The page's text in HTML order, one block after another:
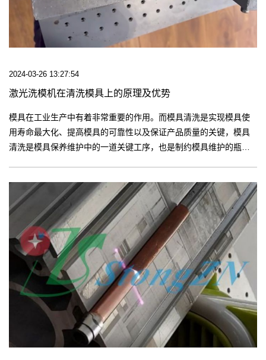
2024-03-26 13:27:54
激光洗模机在清洗模具上的原理及优势
模具在工业生产中有着非常重要的作用。而模具清洗是实现模具使
用寿命最大化、提高模具的可靠性以及保证产品质量的关键，模具
清洗是模具保养维护中的一道关键工序，也是制约模具维护的瓶